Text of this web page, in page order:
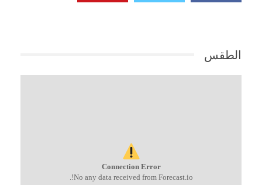
الطقس
Connection Error
No any data received from Forecast.io!.